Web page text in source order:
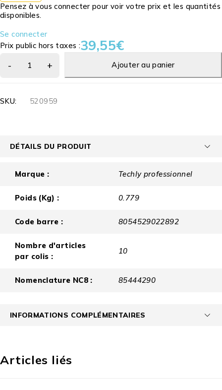
Pensez à vous connecter pour voir votre prix et les quantités
disponibles.
Se connecter
Prix public hors taxes :39,55€
Ajouter au panier
SKU: 520959
DÉTAILS DU PRODUIT
Marque : Techly professionnel
Poids (Kg) : 0.779
Code barre : 8054529022892
Nombre d'articles
par colis :
10
Nomenclature NC8 : 85444290
INFORMATIONS COMPLÉMENTAIRES
Articles liés